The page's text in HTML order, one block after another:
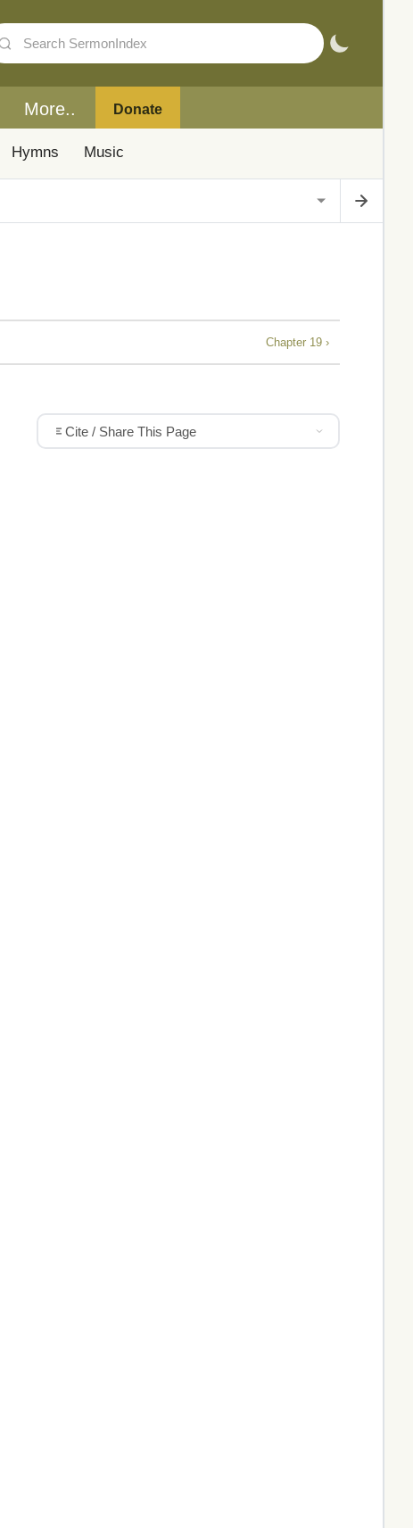
More.. Donate
Hymns Music
Chapter 19 ›
Cite / Share This Page